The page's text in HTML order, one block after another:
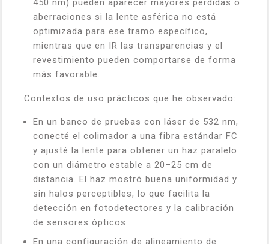
450 nm) pueden aparecer mayores pérdidas o
aberraciones si la lente asférica no está
optimizada para ese tramo específico,
mientras que en IR las transparencias y el
revestimiento pueden comportarse de forma
más favorable.
Contextos de uso prácticos que he observado:
En un banco de pruebas con láser de 532 nm,
conecté el colimador a una fibra estándar FC
y ajusté la lente para obtener un haz paralelo
con un diámetro estable a 20–25 cm de
distancia. El haz mostró buena uniformidad y
sin halos perceptibles, lo que facilita la
detección en fotodetectores y la calibración
de sensores ópticos.
En una configuración de alineamiento de